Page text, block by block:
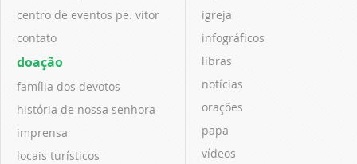
centro de eventos pe. vitor
contato
doação
família dos devotos
história de nossa senhora
imprensa
locais turísticos
igreja
infográficos
libras
notícias
orações
papa
vídeos